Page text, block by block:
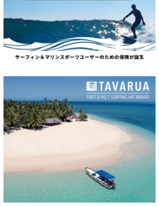
YUKI☆
たっちー
三輪予報士
小川予報士
上條将美
唐澤予報士